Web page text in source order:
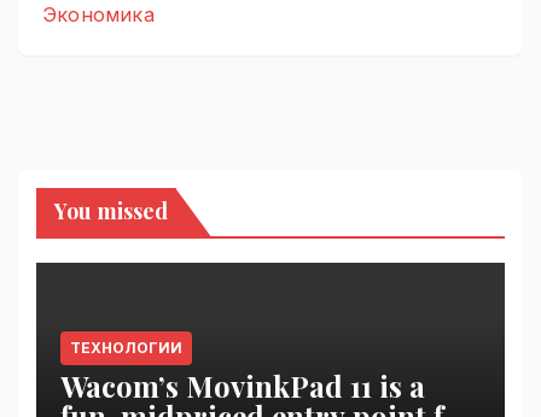
Экономика
You missed
ТЕХНОЛОГИИ
Wacom’s MovinkPad 11 is a